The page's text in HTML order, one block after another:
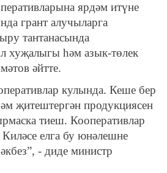
ярдәм итүне
грант алучыларга
тантанасында
хуҗалыгы һәм азык-төлек
әйтте.
кулында. Кеше бер
җитештергән продукциясен
тиеш. Кооперативлар
Киләсе елга бу юнәлешне
- диде министр